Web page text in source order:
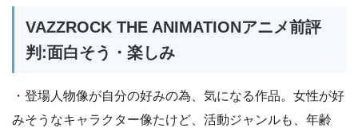
VAZZROCK THE ANIMATIONアニメ前評
判:面白そう・楽しみ
・登場人物像が自分の好みの為、気になる作品。女性が好
みそうなキャラクター像たけど、活動ジャンルも、年齢